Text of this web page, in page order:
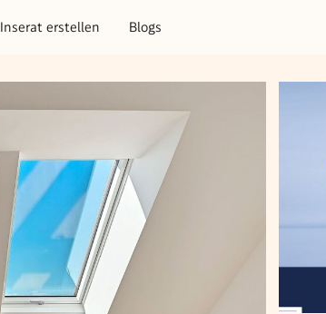
Inserat erstellen Blogs